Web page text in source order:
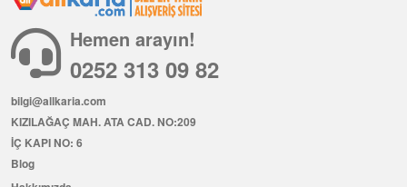
Hemen arayın!
0252 313 09 82
bilgi@allkaria.com
KIZILAĞAÇ MAH. ATA CAD. NO:209
İÇ KAPI NO: 6
Blog